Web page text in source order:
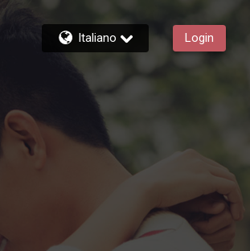
Italiano Login